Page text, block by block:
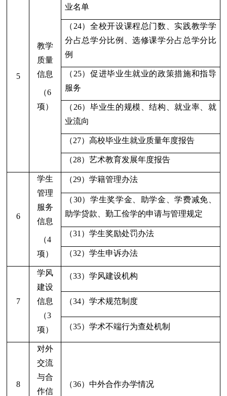
5
教学
质量
信息
（6
项）
业名单
（ 24）全校开设课程总门数、实践教学学
分占总学分比例、选修课学分占总学分比
例
（25）促进毕业生就业的政策措施和指导
服务
（26）毕业生的规模、结构、就业率、就
业流向
（27）高校毕业生就业质量年度报告
（28）艺术教育发展年度报告
6
学生
管理
服务
信息
（4
项）
（29）学籍管理办法
（30）学生奖学金、助学金、学费减免、
助学贷款、勤工俭学的申请与管理规定
（31）学生奖励处罚办法
（32）学生申诉办法
7
学风
建设
信息
（3
项）
（33）学风建设机构
（34）学术规范制度
（35）学术不端行为查处机制
8
对外
交流
与合
作信
（36）中外合作办学情况